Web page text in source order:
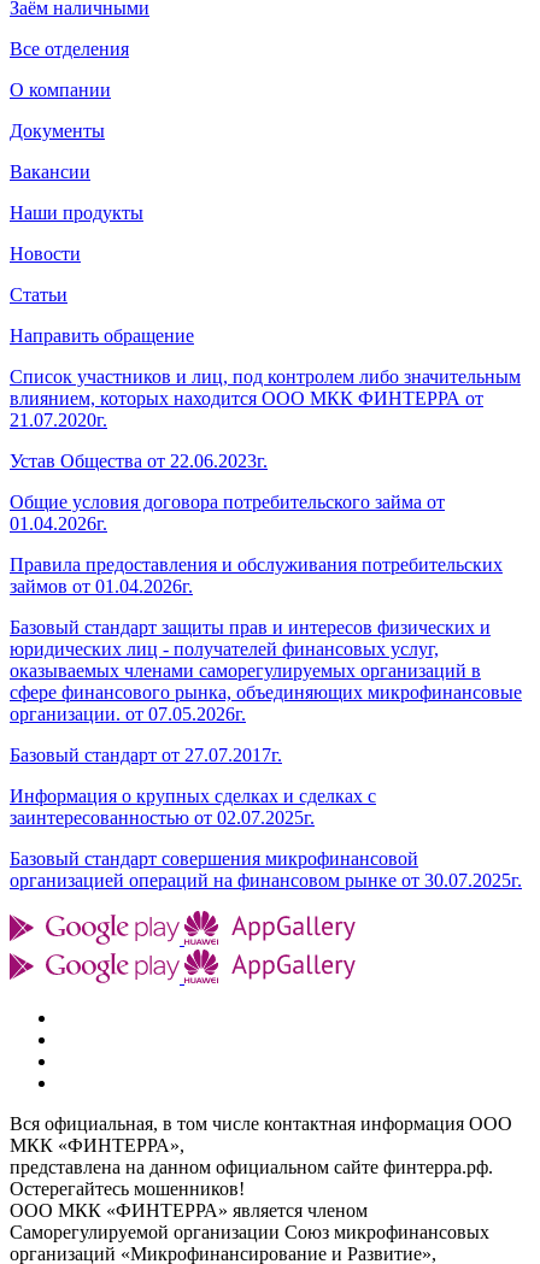
Заём наличными
Все отделения
О компании
Документы
Вакансии
Наши продукты
Новости
Статьи
Направить обращение
Список участников и лиц, под контролем либо значительным
влиянием, которых находится ООО МКК ФИНТЕРРА от
21.07.2020г.
Устав Общества от 22.06.2023г.
Общие условия договора потребительского займа от
01.04.2026г.
Правила предоставления и обслуживания потребительских
займов от 01.04.2026г.
Базовый стандарт защиты прав и интересов физических и
юридических лиц - получателей финансовых услуг,
оказываемых членами саморегулируемых организаций в
сфере финансового рынка, объединяющих микрофинансовые
организации. от 07.05.2026г.
Базовый стандарт от 27.07.2017г.
Информация о крупных сделках и сделках с
заинтересованностью от 02.07.2025г.
Базовый стандарт совершения микрофинансовой
организацией операций на финансовом рынке от 30.07.2025г.
Вся официальная, в том числе контактная информация ООО
МКК «ФИНТЕРРА»,
представлена на данном официальном сайте финтерра.рф.
Остерегайтесь мошенников!
ООО МКК «ФИНТЕРРА» является членом
Саморегулируемой организации Союз микрофинансовых
организаций «Микрофинансирование и Развитие»,